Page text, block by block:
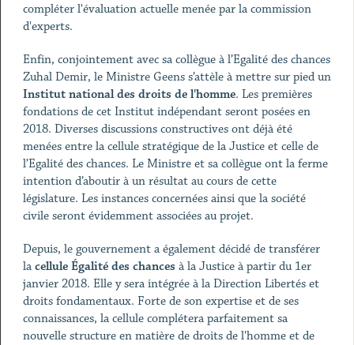
compléter l'évaluation actuelle menée par la commission
d'experts.
Enfin, conjointement avec sa collègue à l’Egalité des chances
Zuhal Demir, le Ministre Geens s’attèle à mettre sur pied un
Institut national des droits de l'homme. Les premières
fondations de cet Institut indépendant seront posées en
2018. Diverses discussions constructives ont déjà été
menées entre la cellule stratégique de la Justice et celle de
l’Egalité des chances. Le Ministre et sa collègue ont la ferme
intention d’aboutir à un résultat au cours de cette
législature. Les instances concernées ainsi que la société
civile seront évidemment associées au projet.
Depuis, le gouvernement a également décidé de transférer
la cellule Égalité des chances à la Justice à partir du 1er
janvier 2018. Elle y sera intégrée à la Direction Libertés et
droits fondamentaux. Forte de son expertise et de ses
connaissances, la cellule complétera parfaitement sa
nouvelle structure en matière de droits de l'homme et de